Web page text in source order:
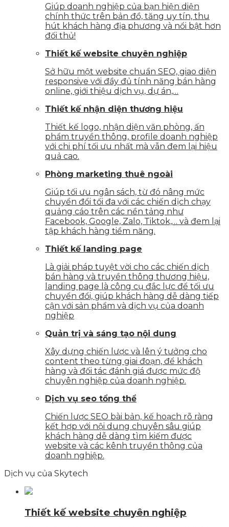
Giúp doanh nghiệp của bạn hiện diện
chính thức trên bản đồ, tăng uy tín, thu
hút khách hàng địa phương và nổi bật hơn
đối thủ!
Thiết kế website chuyên nghiệp
Sở hữu một website chuẩn SEO, giao diện
responsive với đầy đủ tính năng bán hàng
online, giới thiệu dịch vụ, dự án,…
Thiết kế nhận diện thương hiệu
Thiết kế logo, nhận diện văn phòng, ấn
phẩm truyền thông, profile doanh nghiệp
với chi phí tối ưu nhất mà vẫn đem lại hiệu
quả cao.
Phòng marketing thuê ngoài
Giúp tối ưu ngân sách, từ đó nâng mức
chuyển đổi tối đa với các chiến dịch chạy
quảng cáo trên các nền tảng như
Facebook, Google, Zalo, Tiktok,… và đem lại
tập khách hàng tiềm năng.
Thiết kế landing page
Là giải pháp tuyệt vời cho các chiến dịch
bán hàng và truyền thông thương hiệu,
landing page là công cụ đắc lực để tối ưu
chuyển đổi, giúp khách hàng dễ dàng tiếp
cận với sản phẩm và dịch vụ của doanh
nghiệp
Quản trị và sáng tạo nội dung
Xây dựng chiến lược và lên ý tưởng cho
content theo từng giai đoạn, để khách
hàng và đối tác đánh giá được mức độ
chuyên nghiệp của doanh nghiệp.
Dịch vụ seo tổng thể
Chiến lược SEO bài bản, kế hoạch rõ ràng
kết hợp với nội dung chuyên sâu giúp
khách hàng dễ dàng tìm kiếm được
website và các kênh truyền thông của
doanh nghiệp.
Dịch vụ của Skytech
Thiết kế website chuyên nghiệp